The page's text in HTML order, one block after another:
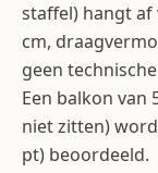
staffel) hangt af
cm,
geen
Een balkon van
niet zitten)
pt) beoordeeld.